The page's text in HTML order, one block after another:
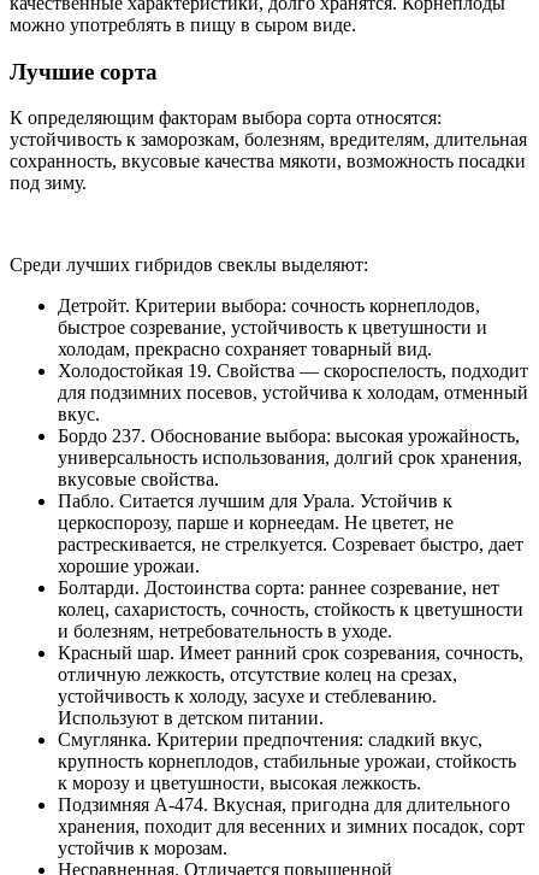
можно употреблять в пищу в сыром виде.
Лучшие сорта
К определяющим факторам выбора сорта относятся:
устойчивость к заморозкам, болезням, вредителям, длительная
сохранность, вкусовые качества мякоти, возможность посадки
под зиму.
Среди лучших гибридов свеклы выделяют:
Детройт. Критерии выбора: сочность корнеплодов,
быстрое созревание, устойчивость к цветушности и
холодам, прекрасно сохраняет товарный вид.
Холодостойкая 19. Свойства — скороспелость, подходит
для подзимних посевов, устойчива к холодам, отменный
вкус.
Бордо 237. Обоснование выбора: высокая урожайность,
универсальность использования, долгий срок хранения,
вкусовые свойства.
Пабло. Ситается лучшим для Урала. Устойчив к
церкоспорозу, парше и корнеедам. Не цветет, не
растрескивается, не стрелкуется. Созревает быстро, дает
хорошие урожаи.
Болтарди. Достоинства сорта: раннее созревание, нет
колец, сахаристость, сочность, стойкость к цветушности
и болезням, нетребовательность в уходе.
Красный шар. Имеет ранний срок созревания, сочность,
отличную лежкость, отсутствие колец на срезах,
устойчивость к холоду, засухе и стеблеванию.
Используют в детском питании.
Смуглянка. Критерии предпочтения: сладкий вкус,
крупность корнеплодов, стабильные урожаи, стойкость
к морозу и цветушности, высокая лежкость.
Подзимняя А-474. Вкусная, пригодна для длительного
хранения, походит для весенних и зимних посадок, сорт
устойчив к морозам.
Несравненная. Отличается повышенной